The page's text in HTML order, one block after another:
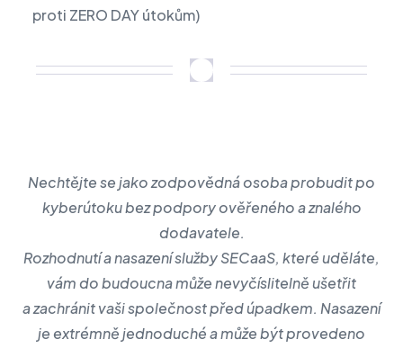
proti ZERO DAY útokům)
Nechtějte se jako zodpovědná osoba probudit po
kyberútoku bez podpory ověřeného a znalého
dodavatele.
Rozhodnutí a nasazení služby SECaaS, které uděláte,
vám do budoucna může nevyčíslitelně ušetřit
a zachránit vaši společnost před úpadkem. Nasazení
je extrémně jednoduché a může být provedeno